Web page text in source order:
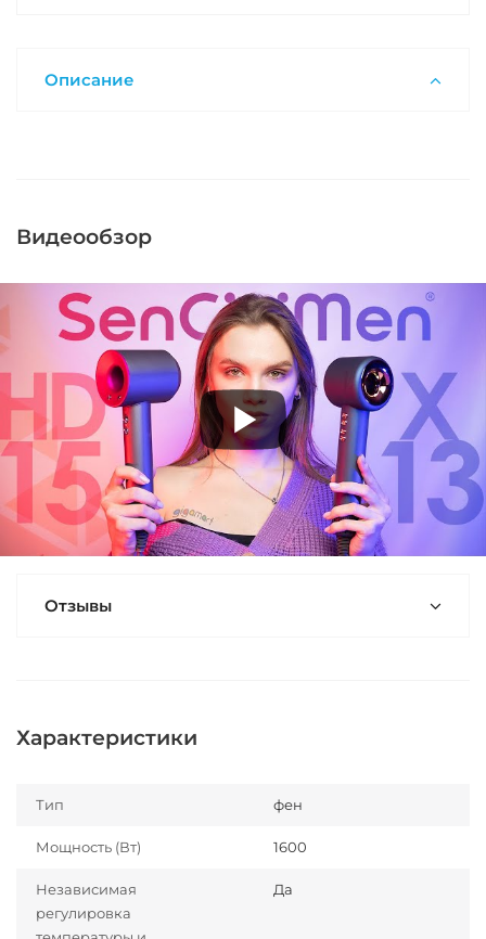
Описание
Видеообзор
Отзывы
Характеристики
Тип фен
Мощность (Вт) 1600
Независимая
регулировка
Да